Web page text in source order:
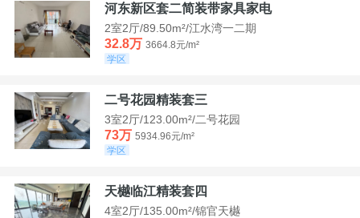
河东新区套二简装带家具家电
2室2厅/89.50m²/江水湾一二期
32.8万 3664.8元/m²
学区
二号花园精装套三
3室2厅/123.00m²/二号花园
73万 5934.96元/m²
学区
天樾临江精装套四
4室2厅/135.00m²/锦官天樾